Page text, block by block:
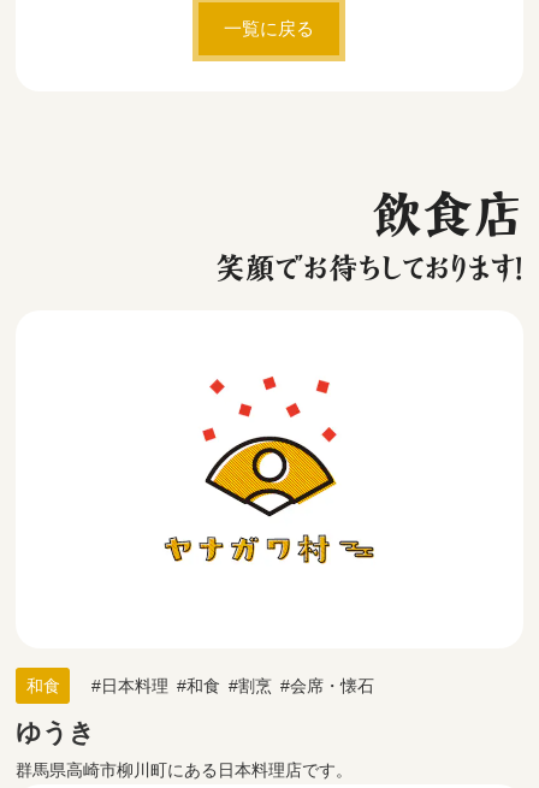
一覧に戻る
飲食店
笑顔でお待ちしております！
和食 日本料理 和食 割烹 会席・懐石
ゆうき
群馬県高崎市柳川町にある日本料理店です。